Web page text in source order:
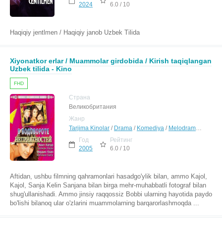
2024
6.0 / 10
Haqiqiy jentlmen / Haqiqiy janob Uzbek Tilida
Xiyonatkor erlar / Muammolar girdobida / Kirish taqiqlangan
Uzbek tilida - Kino
FHD
Страна
Великобритания
Жанр
Tarjima Kinolar / Drama / Komediya / Melodrama /
Год
2005
Рейтинг
6.0 / 10
Aftidan, ushbu filmning qahramonlari hasadgo'ylik bilan, ammo Kajol,
Kajol, Sanja Kelin Sanjana bilan birga mehr-muhabbatli fotograf bilan
shug'ullanishadi. Ammo jinsiy raqqossiz Bobbi ularning hayotida paydo
bo'lishi bilanoq ular o'zlarini muammolarning barqarorlashmoqda ...